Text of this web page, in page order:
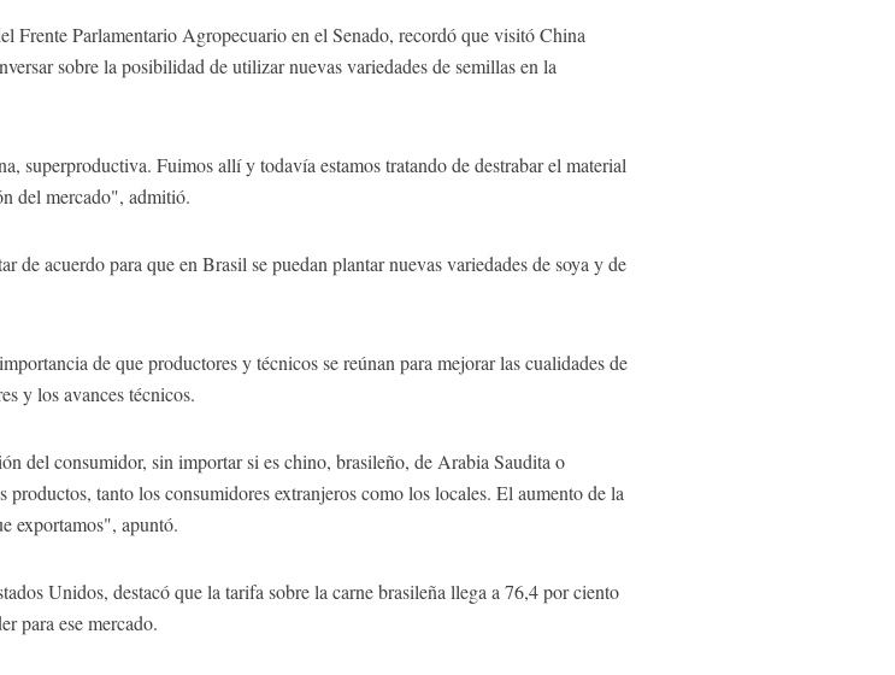
Frente Parlamentario Agropecuario en el Senado, recordó que visitó China
sobre la posibilidad de utilizar nuevas variedades de semillas en la
superproductiva. Fuimos allí y todavía estamos tratando de destrabar el material
del mercado", admitió.
acuerdo para que en Brasil se puedan plantar nuevas variedades de soya y de
de que productores y técnicos se reúnan para mejorar las cualidades de
y los avances técnicos.
del consumidor, sin importar si es chino, brasileño, de Arabia Saudita o
productos, tanto los consumidores extranjeros como los locales. El aumento de la
exportamos", apuntó.
Unidos, destacó que la tarifa sobre la carne brasileña llega a 76,4 por ciento
para ese mercado.